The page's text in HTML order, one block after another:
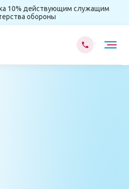
10% действующим служащим
обороны